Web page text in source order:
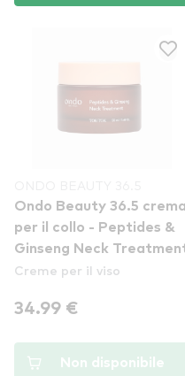
Ondo Beauty 36.5 crema
per il collo - Peptides &
Ginseng Neck
Creme per il viso
34.99 €
Non disponibile